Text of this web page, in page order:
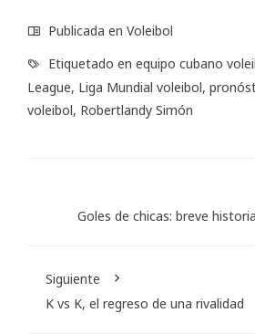
Publicada en Voleibol
Etiquetado en equipo cubano
League, Liga Mundial voleibol,
voleibol, Robertlandy Simón
Goles de chicas: breve
Siguiente
K vs K, el regreso de una rivalidad